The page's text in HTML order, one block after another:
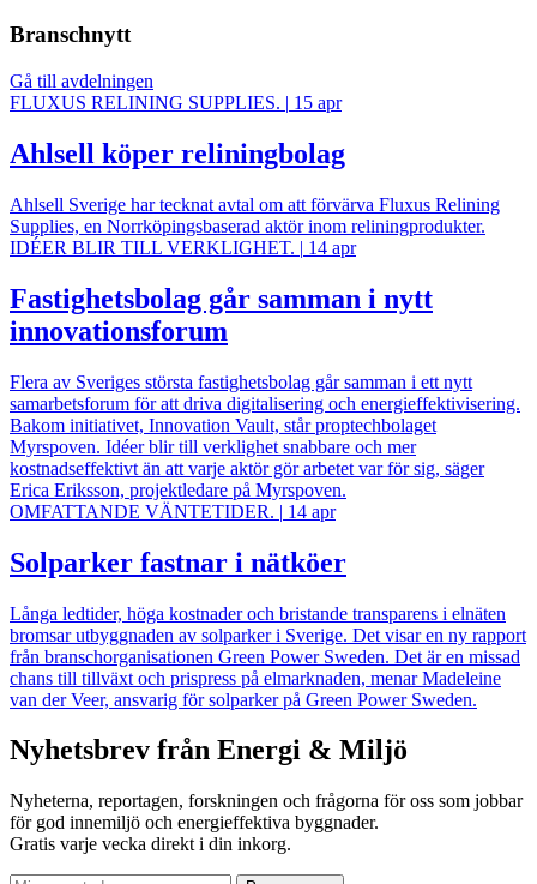
Branschnytt
Gå till avdelningen
FLUXUS RELINING SUPPLIES. | 15 apr
Ahlsell köper reliningbolag
Ahlsell Sverige har tecknat avtal om att förvärva Fluxus Relining
Supplies, en Norrköpingsbaserad aktör inom reliningprodukter.
IDÉER BLIR TILL VERKLIGHET. | 14 apr
Fastighetsbolag går samman i nytt
innovationsforum
Flera av Sveriges största fastighetsbolag går samman i ett nytt
samarbetsforum för att driva digitalisering och energieffektivisering.
Bakom initiativet, Innovation Vault, står proptechbolaget
Myrspoven. Idéer blir till verklighet snabbare och mer
kostnadseffektivt än att varje aktör gör arbetet var för sig, säger
Erica Eriksson, projektledare på Myrspoven.
OMFATTANDE VÄNTETIDER. | 14 apr
Solparker fastnar i nätköer
Långa ledtider, höga kostnader och bristande transparens i elnäten
bromsar utbyggnaden av solparker i Sverige. Det visar en ny rapport
från branschorganisationen Green Power Sweden. Det är en missad
chans till tillväxt och prispress på elmarknaden, menar Madeleine
van der Veer, ansvarig för solparker på Green Power Sweden.
Nyhetsbrev från Energi & Miljö
Nyheterna, reportagen, forskningen och frågorna för oss som jobbar
för god innemiljö och energieffektiva byggnader.
Gratis varje vecka direkt i din inkorg.